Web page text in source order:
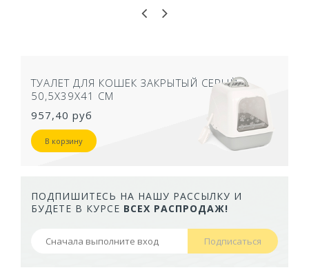
ТУАЛЕТ ДЛЯ КОШЕК ЗАКРЫТЫЙ СЕРЫЙ
50,5Х39Х41 СМ
957,40 руб
В корзину
ПОДПИШИТЕСЬ НА НАШУ РАССЫЛКУ И
БУДЕТЕ В КУРСЕ ВСЕХ РАСПРОДАЖ!
Подписаться